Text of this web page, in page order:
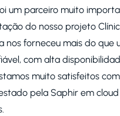
um parceiro muito
do nosso projeto
nos forneceu mais do que
com alta
muito satisfeitos
pela Saphir em